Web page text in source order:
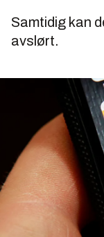
Samtidig kan
avslørt.